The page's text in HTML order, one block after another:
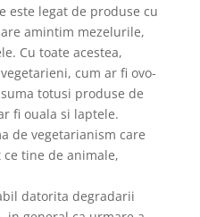
este legat de produse cu
amintim mezelurile,
Cu toate acestea,
cum ar fi ovo-
totusi produse de
fi ouala si laptele.
de vegetarianism care
tine de animale,
datorita degradarii